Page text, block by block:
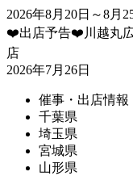
2026年8月20日～8月
❤️出店予告❤️川越丸広
店
2026年7月26日
催事・出店情報
千葉県
埼玉県
宮城県
山形県